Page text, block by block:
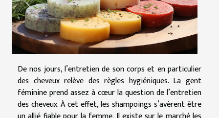
De nos jours, l’entretien de son corps et en particulier
des cheveux relève des règles hygiéniques. La gent
féminine prend assez à cœur la question de l’entretien
des cheveux. À cet effet, les shampoings s’avèrent être